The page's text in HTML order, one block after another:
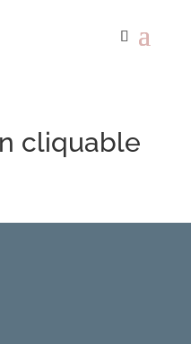
cliquable